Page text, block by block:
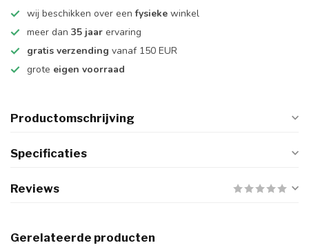
wij beschikken over eenfysieke winkel
meer dan 35 jaar ervaring
gratis verzending vanaf 150 EUR
grote eigen voorraad
Productomschrijving
Specificaties
Reviews
Gerelateerde producten